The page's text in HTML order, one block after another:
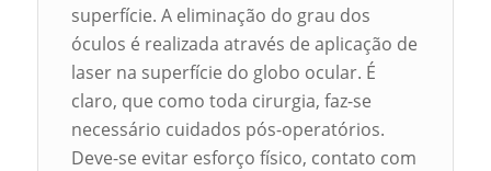
superfície. A eliminação do grau dos
óculos é realizada através de aplicação de
laser na superfície do globo ocular. É
claro, que como toda cirurgia, faz-se
necessário cuidados pós-operatórios.
Deve-se evitar esforço físico, contato com